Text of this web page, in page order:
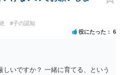
#子の認知
役にたった 6
しいですか？ 一緒に育てる、という